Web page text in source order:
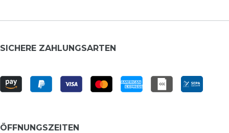
SICHERE ZAHLUNGSARTEN
ÖFFNUNGSZEITEN